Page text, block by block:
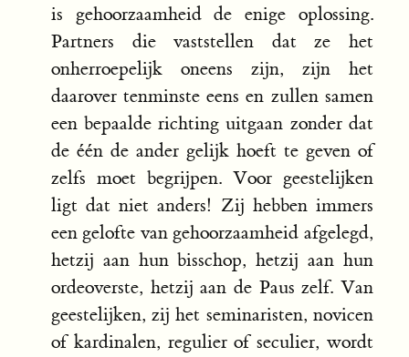
is gehoorzaamheid de enige oplossing.
Partners die vaststellen dat ze het
onherroepelijk oneens zijn, zijn het
daarover tenminste eens en zullen samen
een bepaalde richting uitgaan zonder dat
de één de ander gelijk hoeft te geven of
zelfs moet begrijpen. Voor geestelijken
ligt dat niet anders! Zij hebben immers
een gelofte van gehoorzaamheid afgelegd,
hetzij aan hun bisschop, hetzij aan hun
ordeoverste, hetzij aan de Paus zelf. Van
geestelijken, zij het seminaristen, novicen
of kardinalen, regulier of seculier, wordt